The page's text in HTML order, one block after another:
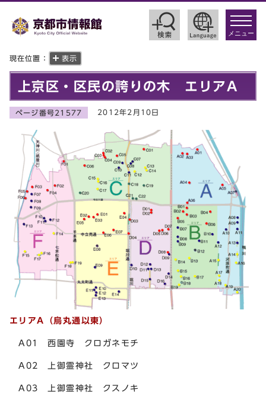
toggle
メニュー
現在位置： 表示
上京区・区民の誇りの木 エリアA
ページ番号21577 2012年2月10日
エリアA（烏丸通以東）
A01 西園寺 クロガネモチ
A02 上御霊神社 クロマツ
A03 上御霊神社 クスノキ